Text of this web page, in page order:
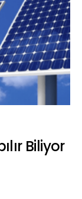
Biliyor